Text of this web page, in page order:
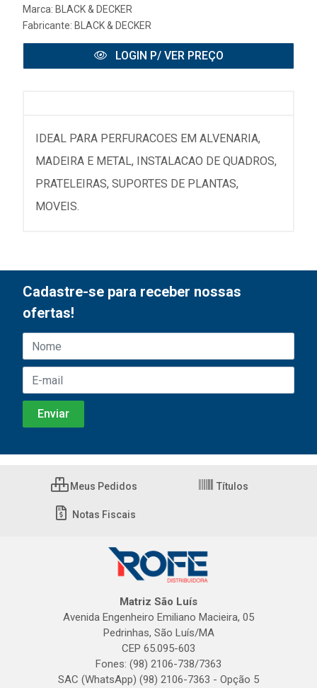
Marca: BLACK & DECKER
Fabricante: BLACK & DECKER
LOGIN P/ VER PREÇO
IDEAL PARA PERFURACOES EM ALVENARIA,
MADEIRA E METAL, INSTALACAO DE QUADROS,
PRATELEIRAS, SUPORTES DE PLANTAS,
MOVEIS.
Cadastre-se para receber nossas
ofertas!
Meus Pedidos Títulos
Notas Fiscais
Matriz São Luís
Avenida Engenheiro Emiliano Macieira, 05
Pedrinhas, São Luís/MA
CEP 65.095-603
Fones: (98) 2106-738/7363
SAC (WhatsApp) (98) 2106-7363 - Opção 5